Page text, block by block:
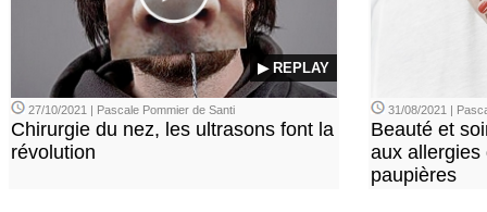
▶ REPLAY
27/10/2021 | Pascale Pommier de Santi
Chirurgie du nez, les ultrasons font la
révolution
31/08/2021 |
Beauté et
aux allergies
paupières